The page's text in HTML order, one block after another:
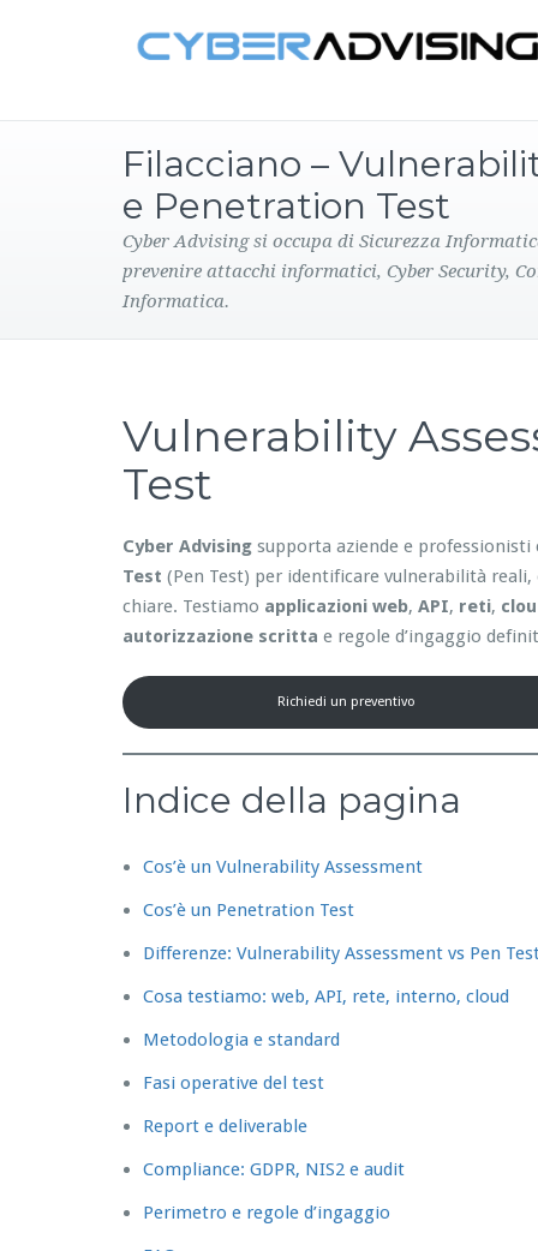
Filacciano –
e Penetration Test
Cyber Advising si occupa di Sicurezza
prevenire attacchi informatici, Cyber Security,
Informatica.
Vulnerability
Test
Cyber Advising supporta aziende e
Test (Pen Test) per identificare vulnerabilità
chiare. Testiamo applicazioni web, API, reti,
autorizzazione scritta e regole d’ingaggio
Richiedi un preventivo
Indice della pagina
Cos’è un Vulnerability Assessment
Cos’è un Penetration Test
Differenze: Vulnerability Assessment vs Pen
Cosa testiamo: web, API, rete, interno, cloud
Metodologia e standard
Fasi operative del test
Report e deliverable
Compliance: GDPR, NIS2 e audit
Perimetro e regole d’ingaggio